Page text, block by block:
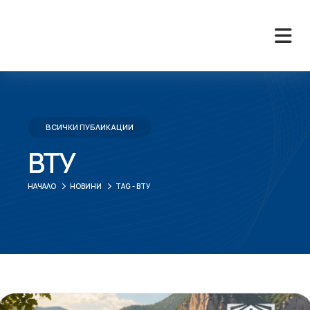
ВСИЧКИ ПУБЛИКАЦИИ
ВТУ
НАЧАЛО НОВИНИ TAG -ВТУ